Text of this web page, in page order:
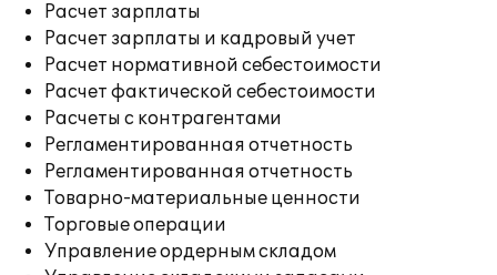
Расчет зарплаты
Расчет зарплаты и кадровый учет
Расчет нормативной себестоимости
Расчет фактической себестоимости
Расчеты с контрагентами
Регламентированная отчетность
Регламентированная отчетность
Товарно-материальные ценности
Торговые операции
Управление ордерным складом